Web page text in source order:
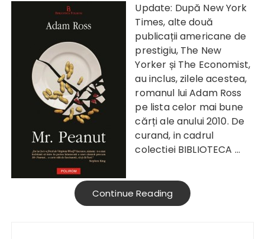
Update: După New York
Times, alte două
publicații americane de
prestigiu, The New
Yorker și The Economist,
au inclus, zilele acestea,
romanul lui Adam Ross
pe lista celor mai bune
cărți ale anului 2010. De
curand, in cadrul
colectiei BIBLIOTECA …
Continue Reading